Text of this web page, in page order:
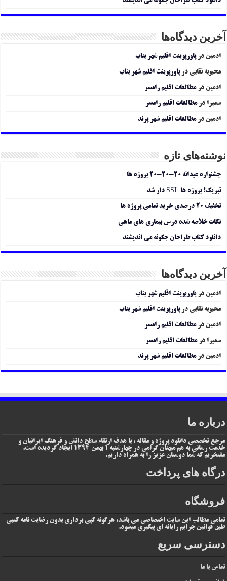
آخرین دیدگاه‌ها
ادمین درپاورپوینت اقلیم شهر بناب
محبوبه نقابی درپاورپوینت اقلیم شهر بناب
ادمین درمطالعات اقلیم رامسر
سمیرا درمطالعات اقلیم رامسر
ادمین درمطالعات اقلیم شهر پرند
نوشته‌های تازه
جشنواره عیدانه ۲۰-۲۰-۲۰ پروژه ها
تبریک! پروژه ها SSL دار شد…
تخفیف ۲۰ درصدی خرید تمامی پروژه ها
نکات خلاصه شده درس بیماری های ماهی
دانلود کتاب طراحان چگونه می اندیشند
آخرین دیدگاه‌ها
ادمین درپاورپوینت اقلیم شهر بناب
محبوبه نقابی درپاورپوینت اقلیم شهر بناب
ادمین درمطالعات اقلیم رامسر
سمیرا درمطالعات اقلیم رامسر
ادمین درمطالعات اقلیم شهر پرند
درباره ما
مرجع تخصصی دانلود پروژه و مقاله ، با هدف ارتقاء سطح دانش و فرهنگ ایرانیان و
خدمت رسانی به هم میهنان گرامی در چهارشنبه 1 بهمن 1394 ایجاد گردیده است.
مفتخریم که شما دوستان عزیز را به همراه داریم.
درگاه های پرداخت
فروشگاه
تمامی مطالب این سایت اختصاصی می باشد، هرگونه کپی برداری بدون رضایت نامه کتبی
طبق قوانین جرایم رایانه ای پیگیری میشود.
دسترسی سریع
تماس با ما